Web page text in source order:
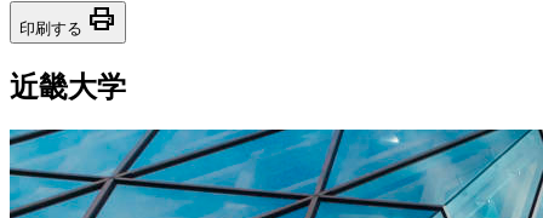
印刷する print
近畿大学